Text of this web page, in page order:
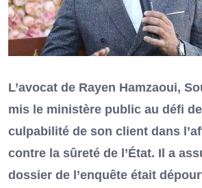
L’avocat de Rayen Hamzaoui,
mis le ministère public au défi
culpabilité de son client dans
contre la sûreté de l’État. Il a
dossier de l’enquête était